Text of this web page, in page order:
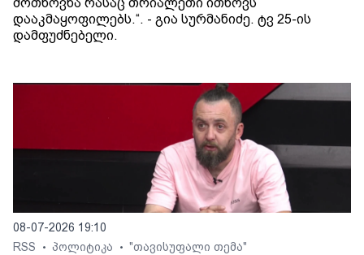
მოთხოვნა რასაც თრიალეთი ითხოვს
დააკმაყოფილებს.“. - გია სურმანიძე. ტვ 25-ის
დამფუძნებელი.
08-07-2026 19:10
RSS
• პოლიტიკა • "თავისუფალი თემა"